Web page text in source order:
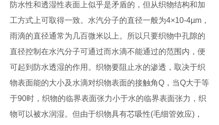
防水性和透湿性表面上似乎是矛盾的，但从织物结构和加
工方式上可取得一致。水汽分子的直径一般为4×10-4µm，
雨滴的直径通常为几百微米以上。所以只要织物中孔隙的
直径控制在水汽分子可通过而水滴不能通过的范围内，便
可起到防水透湿的作用。织物要阻止水的渗透，取决于织
物表面能的大小及水滴对织物表面的接触角Q，当Q大于等
于90时，织物的临界表面张力小于水的临界表面张力，织
物可以被水润湿。但由于织物具有芯吸性(毛细管效应)，